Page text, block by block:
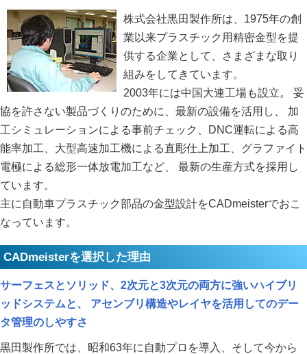
株式会社黒田製作所は、1975年の創
業以来プラスチック用精密金型を提
供する企業として、さまざまな取り
組みをしてきています。
2003年には中国大連工場も設立。 妥
協を許さない製品づくりのために、最新の設備を活用し、 加
工シミュレーションによる事前チェック、DNC運転による高
能率加工、大型高速加工機による直彫仕上加工、グラファイト
電極による総形一体放電加工など、 最新の生産方式を採用し
ています。
主に自動車プラスチック部品の金型設計をCADmeisterでおこ
なっています。
CADmeisterを選択した理由
サーフェスとソリッド、2次元と3次元の両方に強いハイブリ
ッドシステムと、 アセンブリ構造やレイヤを活用してのデー
タ管理のしやすさ
黒田製作所では、昭和63年に自動プロを導入、そして今から